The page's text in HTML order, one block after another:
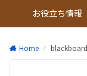
お役立ち情報
Home